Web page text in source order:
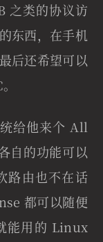
之类的协议访
东西，在手机
后还希望可以
给他来个 All
自的功能可以
路由也不在话
都可以随便
能用的 Linux